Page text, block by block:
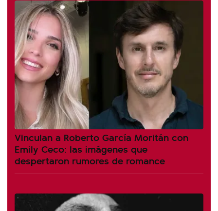
Vinculan a Roberto García Moritán con
Emily Ceco: las imágenes que
despertaron rumores de romance